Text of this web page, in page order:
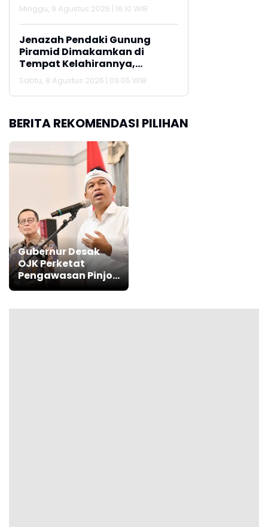
Minggu, 9 Agustus 2026 | 16:10 WIB
Jenazah Pendaki Gunung
Piramid Dimakamkan di
Tempat Kelahirannya,
Lamongan
Sabtu, 8 Agustus 2026 | 09:05 WIB
BERITA REKOMENDASI PILIHAN
Gubernur Desak
OJK Perketat
Pengawasan Pinjol
dan Bank Gelap